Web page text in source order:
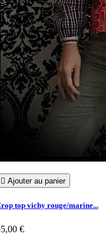
 Ajouter au panier
top vichy rouge/marine...
€